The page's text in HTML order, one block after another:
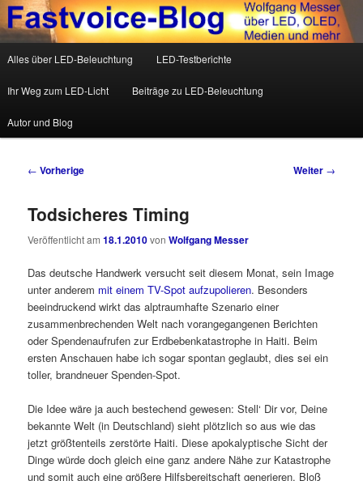
Fastvoice-Blog
Wolfgang Messer über LED, OLED, Medien und mehr
Zum Inhalt wechseln
Zum sekundären Inhalt wechseln
Alles über LED-Beleuchtung LED-Testberichte
Ihr Weg zum LED-Licht Beiträge zu LED-Beleuchtung
Autor und Blog
Beitrags-Navigation
← Vorherige Weiter →
Todsicheres Timing
Veröffentlicht am18.1.2010vonWolfgang Messer
Das deutsche Handwerk versucht seit diesem Monat, sein Image
unter anderem mit einem TV-Spot aufzupolieren. Besonders
beeindruckend wirkt das alptraumhafte Szenario einer
zusammenbrechenden Welt nach vorangegangenen Berichten
oder Spendenaufrufen zur Erdbebenkatastrophe in Haiti. Beim
ersten Anschauen habe ich sogar spontan geglaubt, dies sei ein
toller, brandneuer Spenden-Spot.
Die Idee wäre ja auch bestechend gewesen: Stell‘ Dir vor, Deine
bekannte Welt (in Deutschland) sieht plötzlich so aus wie das
jetzt größtenteils zerstörte Haiti. Diese apokalyptische Sicht der
Dinge würde doch gleich eine ganz andere Nähe zur Katastrophe
und somit auch eine größere Hilfsbereitschaft generieren. Bloß